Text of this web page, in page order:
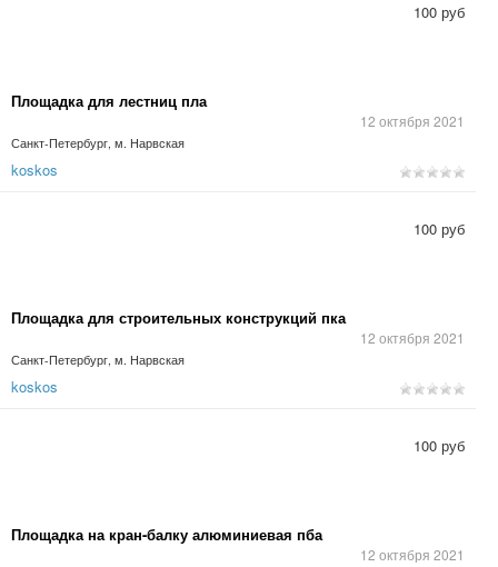
Площадка для лестниц пла
12 октября 2021
Санкт-Петербург, м. Нарвская
100 руб
koskos
Площадка для строительных конструкций пка
12 октября 2021
Санкт-Петербург, м. Нарвская
100 руб
koskos
Площадка на кран-балку алюминиевая пба
12 октября 2021
100 руб